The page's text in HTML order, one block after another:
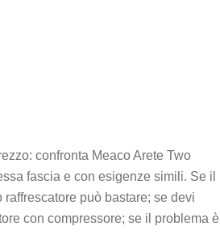
confronta Meaco Arete Two
fascia e con esigenze simili. Se il
può bastare; se devi
con compressore; se il problema è